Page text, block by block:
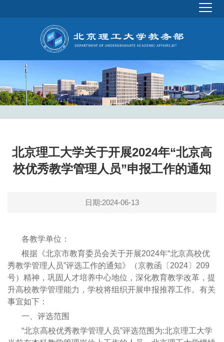
北京理工大学关于开展2024年“北京高
校优秀教学管理人员”申报工作的通知
日期:2024-06-13
各教学单位：
根据《北京市教育委员会关于开展2024年“北京高校优
秀教学管理人员”评选工作的通知》（京教函〔2024〕209
号）精神，巩固人才培养中心地位，深化教育教学改革，提
升高校教学管理能力，学校将组织开展申报推荐工作。有关
事宜如下：
一、评选范围
“北京高校优秀教学管理人员”评选范围为:北京理工大学